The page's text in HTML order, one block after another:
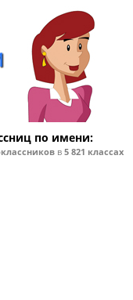
по имени:
в 5 821 классах